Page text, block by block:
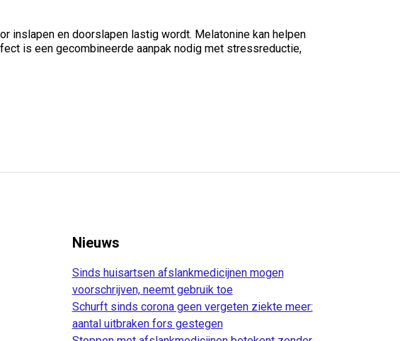
inslapen en doorslapen lastig wordt. Melatonine kan helpen
is een gecombineerde aanpak nodig met stressreductie,
Nieuws
Sinds huisartsen afslankmedicijnen mogen
voorschrijven, neemt gebruik toe
Schurft sinds corona geen vergeten ziekte meer:
aantal uitbraken fors gestegen